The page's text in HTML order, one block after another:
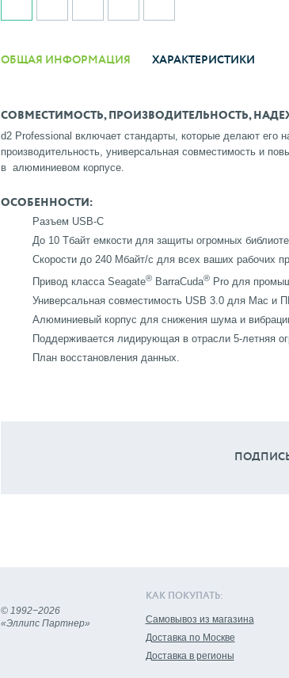
ОБЩАЯ ИНФОРМАЦИЯ ХАРАКТЕРИСТИКИ
СОВМЕСТИМОСТЬ, ПРОИЗВОДИТЕЛЬНОСТЬ,
d2 Professional включает стандарты, которые делают
производительность, универсальная совместимость и
в алюминиевом корпусе.
ОСОБЕННОСТИ:
Разъем USB-C
До 10 Тбайт емкости для защиты огромных
Скорости до 240 Мбайт/с для всех ваших рабочих
Привод класса Seagate® BarraCuda® Pro для
Универсальная совместимость USB 3.0 для Mac и
Алюминиевый корпус для снижения шума и
Поддерживается лидирующая в отрасли 5-летняя
План восстановления данных.
© 1992−2026
«Эллипс Партнер»
КАК ПОКУПАТЬ:
Самовывоз из магазина
Доставка по Москве
Доставка в регионы